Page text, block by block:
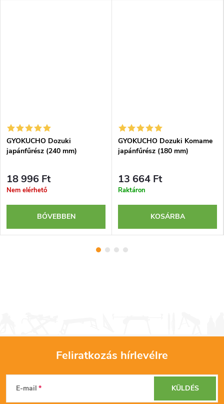
GYOKUCHO Dozuki
japánfűrész (240 mm)
18 996 Ft
Nem elérhető
BŐVEBBEN
GYOKUCHO Dozuki Komame
japánfűrész (180 mm)
13 664 Ft
Raktáron
KOSÁRBA
L
Feliratkozás hírlevélre
E-mail KÜLDÉS